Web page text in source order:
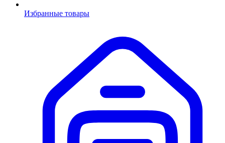
Избранные товары